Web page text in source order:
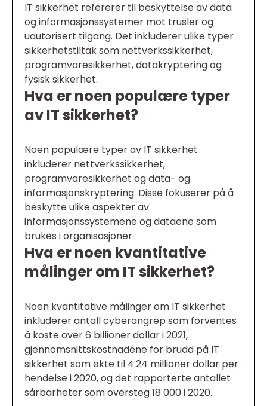
IT sikkerhet refererer til beskyttelse av data
og informasjonssystemer mot trusler og
uautorisert tilgang. Det inkluderer ulike typer
sikkerhetstiltak som nettverkssikkerhet,
programvaresikkerhet, datakryptering og
fysisk sikkerhet.
Hva er noen populære typer
av IT sikkerhet?
Noen populære typer av IT sikkerhet
inkluderer nettverkssikkerhet,
programvaresikkerhet og data- og
informasjonskryptering. Disse fokuserer på å
beskytte ulike aspekter av
informasjonssystemene og dataene som
brukes i organisasjoner.
Hva er noen kvantitative
målinger om IT sikkerhet?
Noen kvantitative målinger om IT sikkerhet
inkluderer antall cyberangrep som forventes
å koste over 6 billioner dollar i 2021,
gjennomsnittskostnadene for brudd på IT
sikkerhet som økte til 4.24 millioner dollar per
hendelse i 2020, og det rapporterte antallet
sårbarheter som oversteg 18 000 i 2020.